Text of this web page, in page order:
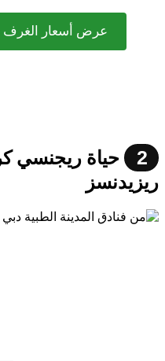
عرض أسعار الغرف
2
حياة ريجنسي
ريزيدنسز